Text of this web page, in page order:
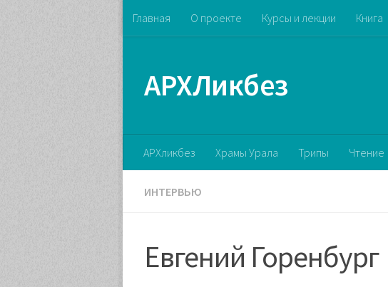
Главная О проекте Курсы и лекции Книга
АРХЛикбез
АРХликбез Храмы Урала Трипы Чтение
ИНТЕРВЬЮ
Евгений Горенбург